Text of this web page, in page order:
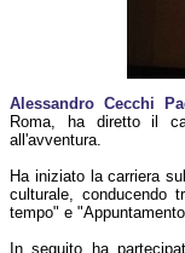
Alessandro Cecchi
Roma, ha diretto il
all'avventura.
Ha iniziato la carriera
culturale, conducendo
tempo" e
In seguito ha